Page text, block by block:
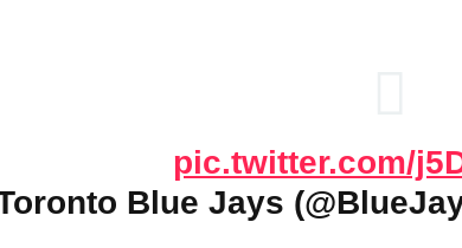
pic.twitter.com/
Blue Jays